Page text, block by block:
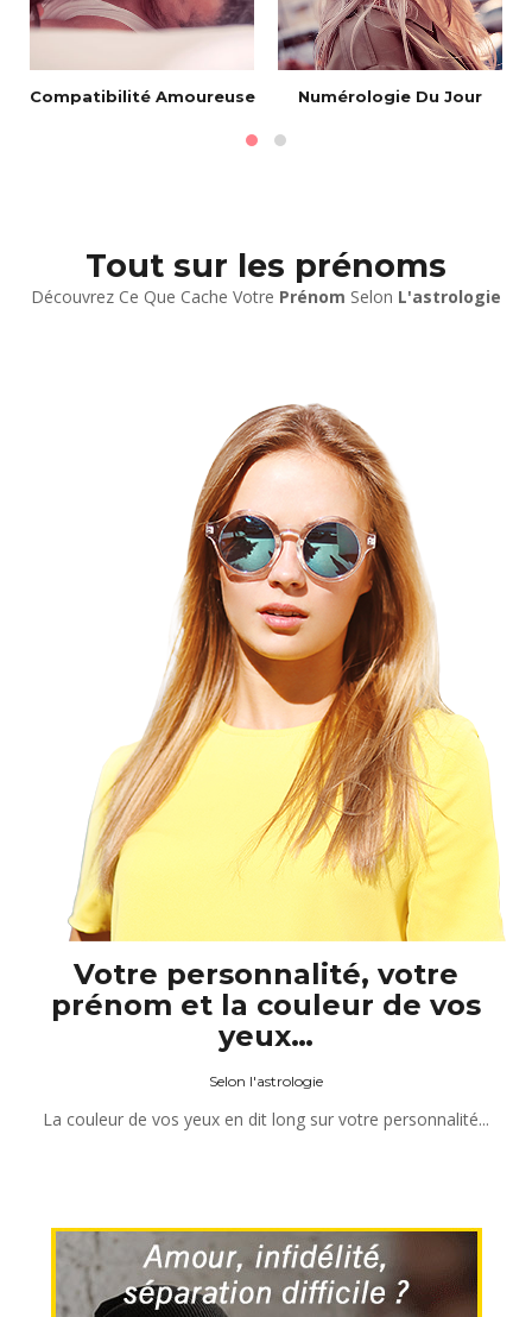
Compatibilité Amoureuse Numérologie Du Jour
Tout sur les prénoms
Découvrez Ce Que Cache Votre Prénom Selon L'astrologie
Votre personnalité, votre
prénom et la couleur de vos
yeux…
Selon l'astrologie
La couleur de vos yeux en dit long sur votre personnalité...